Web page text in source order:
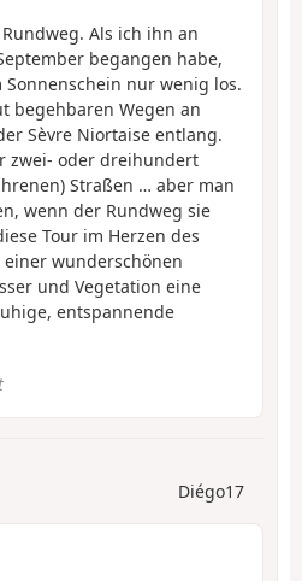
Als ich ihn an
begangen habe,
nur wenig los.
begehbaren Wegen an
Sèvre Niortaise entlang.
zwei- oder dreihundert
Straßen … aber man
wenn der Rundweg sie
Tour im Herzen des
einer wunderschönen
und Vegetation eine
entspannende
Diégo17